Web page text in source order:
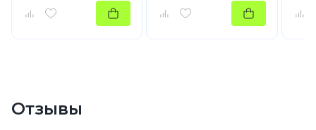
Отзывы